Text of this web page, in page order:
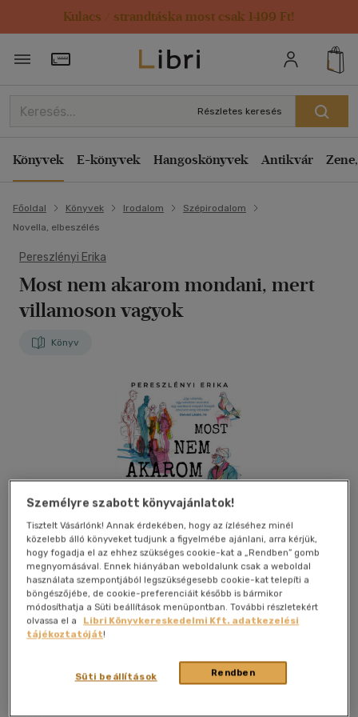
Kulacs / strandtáska most csak 1499 Ft!
Törzsvásárlói Kártya adatai
Részletes keresés
Könyvek E-könyvek Hangoskönyvek Antikvár
Főoldal Könyvek Irodalom
Szépirodalom
Novella, elbeszélés
Pereszlényi Erika
Most nem akarom mondani, mert
villamoson vagyok
Könyv
Személyre szabott könyvajánlatok!
Tisztelt Vásárlónk! Annak érdekében, hogy az ízléséhez minél
közelebb álló könyveket tudjunk a figyelmébe ajánlani, arra kérjük,
hogy fogadja el az ehhez szükséges cookie-kat a „Rendben” gomb
megnyomásával. Ennek hiányában weboldalunk csak a weboldal
használata szempontjából legszükségesebb cookie-kat telepíti a
böngészőjébe, de cookie-preferenciáit később is bármikor
módosíthatja a Süti beállítások menüpontban. További részletekért
olvassa el a
Libri Könyvkereskedelmi Kft. adatkezelési
tájékoztatóját!
Rendben
Süti beállítások